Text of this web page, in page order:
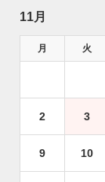
11月
月 火
2 3
9 10